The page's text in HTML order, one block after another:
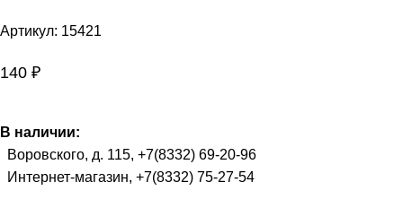
Артикул: 15421
140 ₽
В наличии:
Воровского, д. 115, +7(8332) 69-20-96
Интернет-магазин, +7(8332) 75-27-54